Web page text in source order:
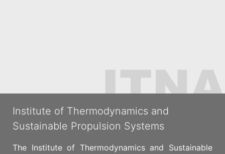
Institute of Thermodynamics and
Sustainable Propulsion Systems
The Institute of Thermodynamics and Sustainable